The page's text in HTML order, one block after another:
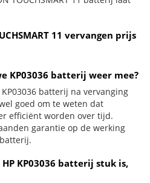
11 vervangen prijs
KP03036 batterij weer mee?
batterij na vervanging
goed om te weten dat
efficiënt worden over tijd.
garantie op de werking
KP03036 batterij stuk is,